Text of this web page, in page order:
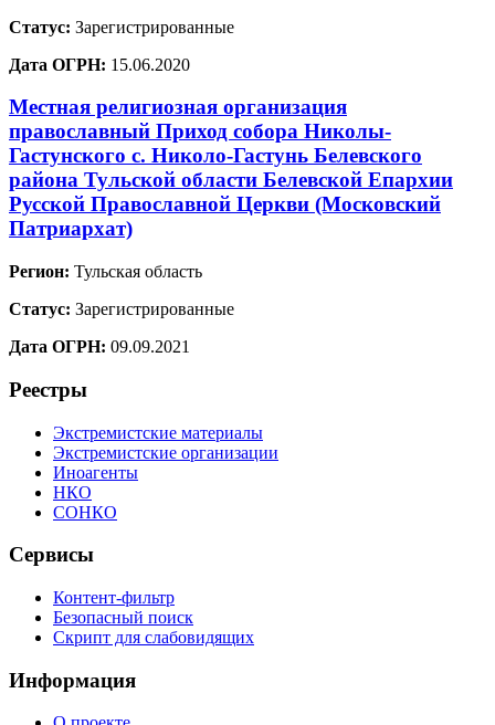
Статус: Зарегистрированные
Дата ОГРН: 15.06.2020
Местная религиозная организация
православный Приход собора Николы-
Гастунского с. Николо-Гастунь Белевского
района Тульской области Белевской Епархии
Русской Православной Церкви (Московский
Патриархат)
Регион: Тульская область
Статус: Зарегистрированные
Дата ОГРН: 09.09.2021
Реестры
Экстремистские материалы
Экстремистские организации
Иноагенты
НКО
СОНКО
Сервисы
Контент-фильтр
Безопасный поиск
Скрипт для слабовидящих
Информация